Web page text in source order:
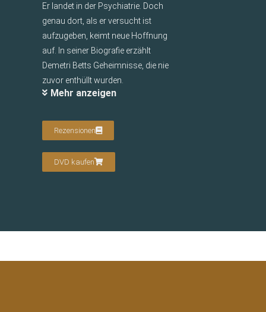
Er landet in der Psychiatrie. Doch
genau dort, als er versucht ist
aufzugeben, keimt neue Hoffnung
auf. In seiner Biografie erzählt
Demetri Betts Geheimnisse, die nie
zuvor enthüllt wurden.
Mehr anzeigen
Rezensionen
DVD kaufen